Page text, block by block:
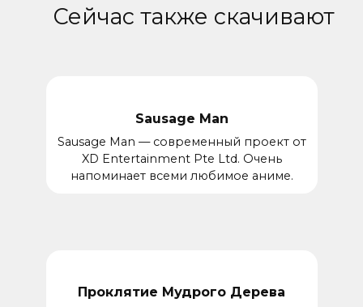
Сейчас также скачивают
Sausage Man
Sausage Man — современный проект от
XD Entertainment Pte Ltd. Очень
напоминает всеми любимое аниме.
Проклятие Мудрого Дерева